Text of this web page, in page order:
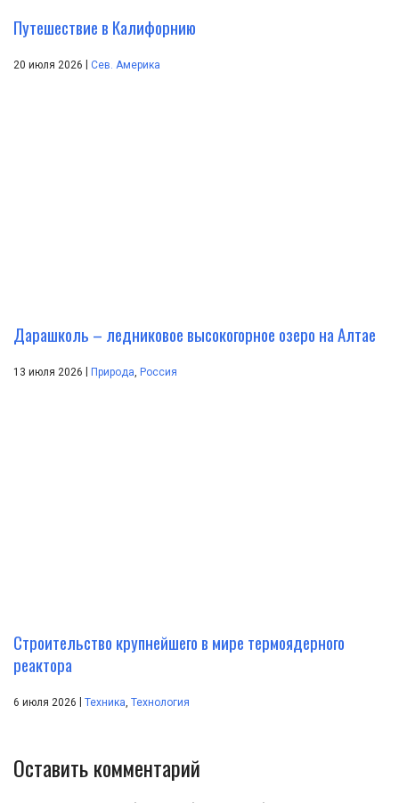
Путешествие в Калифорнию
20 июля 2026 | Сев. Америка
Дарашколь – ледниковое высокогорное озеро на Алтае
13 июля 2026 Природа, Россия
Строительство крупнейшего в мире термоядерного
реактора
6 июля 2026 Техника, Технология
Оставить комментарий